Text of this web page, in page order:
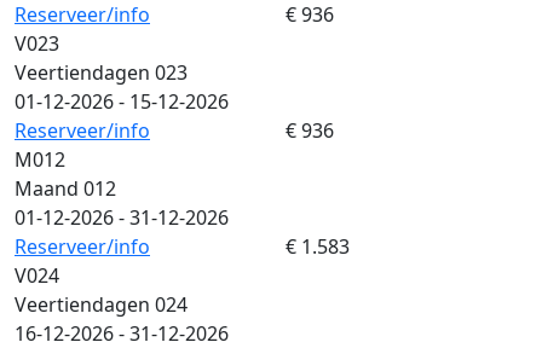
Reserveer/info
€ 936
V023
Veertiendagen 023
01-12-2026 - 15-12-2026
Reserveer/info
€ 936
M012
Maand 012
01-12-2026 - 31-12-2026
Reserveer/info
€ 1.583
V024
Veertiendagen 024
16-12-2026 - 31-12-2026